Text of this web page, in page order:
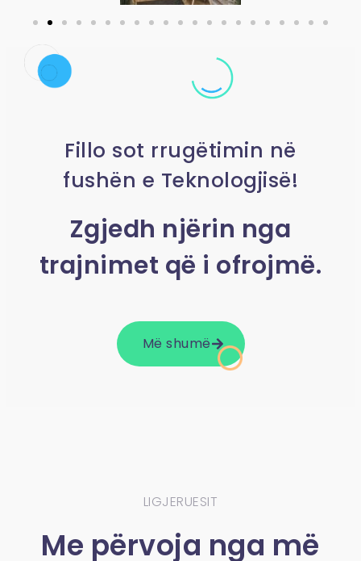
Fillo sot rrugëtimin në
fushën e Teknologjisë!
Zgjedh njërin nga
trajnimet që i ofrojmë.
Më shumë
LIGJERUESIT
Me përvoja nga më